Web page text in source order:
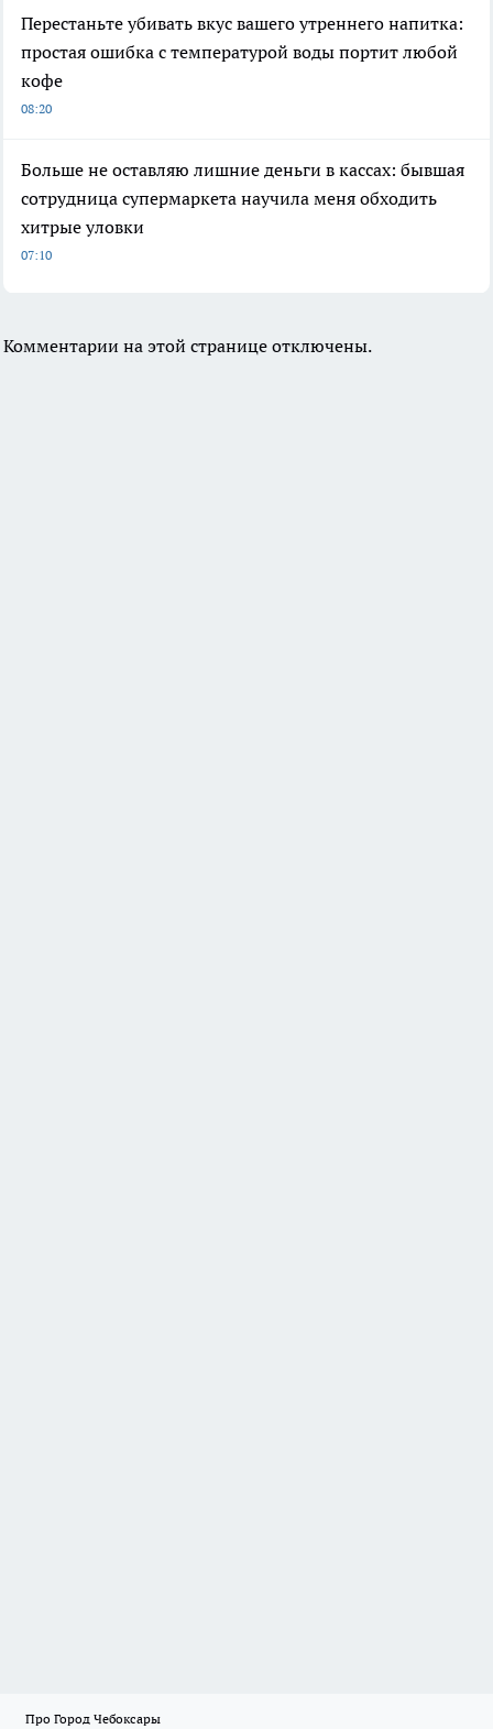
Перестаньте убивать вкус вашего утреннего напитка:
простая ошибка с температурой воды портит любой
кофе
08:20
Больше не оставляю лишние деньги в кассах: бывшая
сотрудница супермаркета научила меня обходить
хитрые уловки
07:10
Комментарии на этой странице отключены.
Про Город Чебоксары